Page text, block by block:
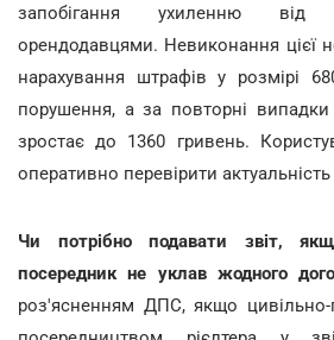
запобігання ухиленню від
орендодавцями. Невиконання цієї
нарахування штрафів у розмірі
порушення, а за повторні
зростає до 1360 гривень.
оперативно перевірити
Чи потрібно подавати звіт,
посередник не уклав жодного
роз'ясненням ДПС, якщо цивільно-